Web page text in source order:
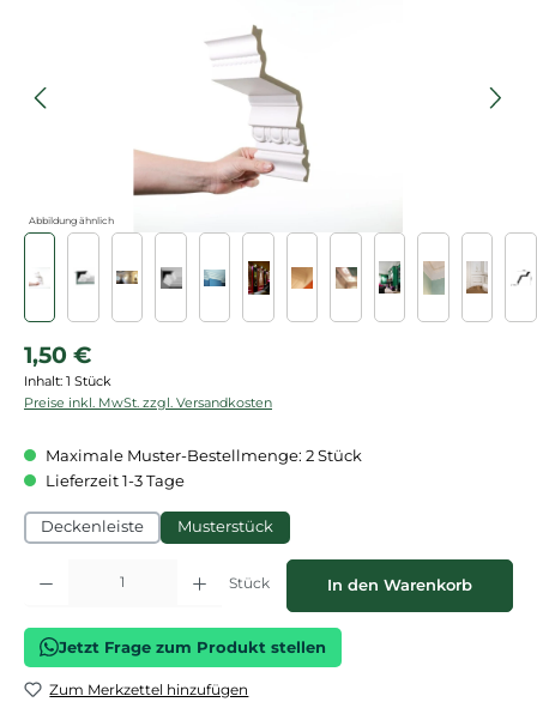
Abbildung ähnlich
Regulärer Preis:
1,50 €
Inhalt: 1 Stück
Preise inkl. MwSt. zzgl. Versandkosten
Maximale Muster-Bestellmenge: 2 Stück
Lieferzeit 1-3 Tage
Deckenleiste Musterstück
Produkt Anzahl: Gib den gewünschten Wert ein oder benutze die
Stück In den Warenkorb
Jetzt Frage zum Produkt stellen
Zum Merkzettel hinzufügen